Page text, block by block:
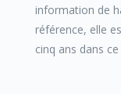
information de
référence, elle
cinq ans dans